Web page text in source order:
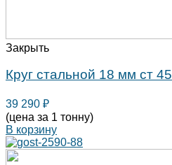
Закрыть
Круг стальной 18 мм ст 45
39 290 ₽
(цена за 1 тонну)
В корзину